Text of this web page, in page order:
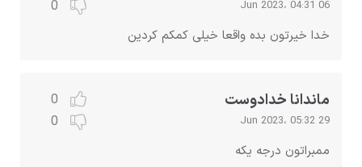
0
06 Jun 2023، 04:31
خدا خیرتون بده واقعا خیلی کمکم کردین
0
0
ماندانا خدادوست
29 Jun 2023، 05:32
ممبراتون درجه یکه